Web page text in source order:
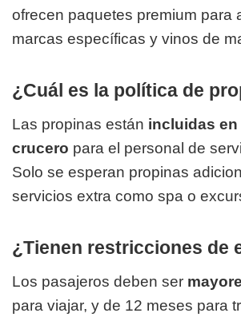
ofrecen paquetes premium para
marcas específicas y vinos de
¿Cuál es la política de
Las propinas están incluidas en
crucero para el personal de
Solo se esperan propinas
servicios extra como spa o
¿Tienen restricciones de
Los pasajeros deben ser
para viajar, y de 12 meses para